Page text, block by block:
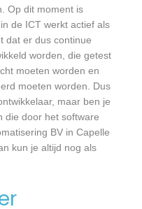
Op dit moment is
de ICT werkt actief als
dat er dus continue
worden, die getest
moeten worden en
moeten worden. Dus
maar ben je
die door het software
BV in Capelle
kun je altijd nog als